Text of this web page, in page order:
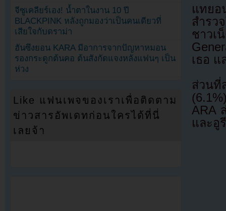
แทย
สำรว
ชาวเ
เธอ
ส่วนที่
ARA
และอู
จีซูเคลียร์เอง! น้ำตาในงาน 10 ปี
BLACKPINK หลังถูกมองว่าเป็นคนเดียวที่
เสียใจกับดราม่า
ฮันซึงยอน KARA มีอาการจากปัญหาหมอน
รองกระดูกต้นคอ ต้นสังกัดแจงหลังแฟนๆ เป็น
ห่วง
Like แฟนเพจของเราเพื่อติดตาม
ข่าวสารอัพเดทก่อนใครได้ที่นี่
เลยจ้า